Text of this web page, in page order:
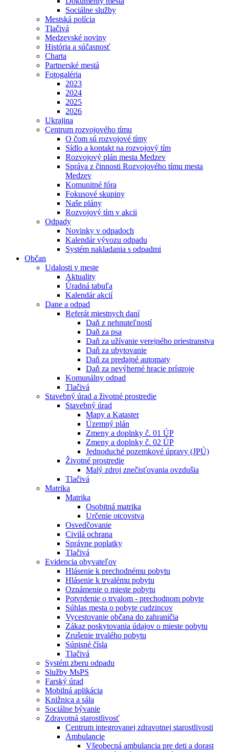
Sociálne služby
Mestská polícia
Tlačivá
Medzevské noviny
História a súčasnosť
Charta
Partnerské mestá
Fotogaléria
2023
2024
2025
2026
Ukrajina
Centrum rozvojového tímu
O čom sú rozvojové tímy
Sídlo a kontakt na rozvojový tím
Rozvojový plán mesta Medzev
Správa z činnosti Rozvojového tímu mesta
Medzev
Komunitné fóra
Fokusové skupiny
Naše plány
Rozvojový tím v akcii
Odpady
Novinky v odpadoch
Kalendár vývozu odpadu
Systém nakladania s odpadmi
Občan
Udalosti v meste
Aktuality
Úradná tabuľa
Kalendár akcií
Dane a odpad
Referát miestnych daní
Daň z nehnuteľností
Daň za psa
Daň za užívanie verejného priestranstva
Daň za ubytovanie
Daň za predajné automaty
Daň za nevýherné hracie prístroje
Komunálny odpad
Tlačivá
Stavebný úrad a životné prostredie
Stavebný úrad
Mapy a Kataster
Územný plán
Zmeny a doplnky č. 01 ÚP
Zmeny a doplnky č. 02 ÚP
Jednoduché pozemkové úpravy (JPÚ)
Životné prostredie
Malý zdroj znečisťovania ovzdušia
Tlačivá
Matrika
Matrika
Osobitná matrika
Určenie otcovstva
Osvedčovanie
Civilá ochrana
Správne poplatky
Tlačivá
Evidencia obyvateľov
Hlásenie k prechodnému pobytu
Hlásenie k trvalému pobytu
Oznámenie o mieste pobytu
Potvrdenie o trvalom - prechodnom pobyte
Súhlas mesta o pobyte cudzincov
Vycestovanie občana do zahraničia
Zákaz poskytovania údajov o mieste pobytu
Zrušenie trvalého pobytu
Súpisné čísla
Tlačivá
Systém zberu odpadu
Služby MsPS
Farský úrad
Mobilná aplikácia
Knižnica a sála
Sociálne bývanie
Zdravotná starostlivosť
Centrum integrovanej zdravotnej starostlivosti
Ambulancie
Všeobecná ambulancia pre deti a dorast